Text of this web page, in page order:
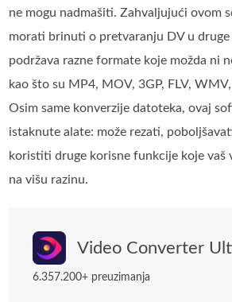
ne mogu nadmašiti. Zahvaljujući ovom
morati brinuti o pretvaranju DV u
podržava razne formate koje možda ni
kao što su MP4, MOV, 3GP, FLV,
Osim same konverzije datoteka, ovaj
istaknute alate: može rezati,
koristiti druge korisne funkcije koje vaš
na višu razinu.
Video Converter
6.357.200+ preuzimanja